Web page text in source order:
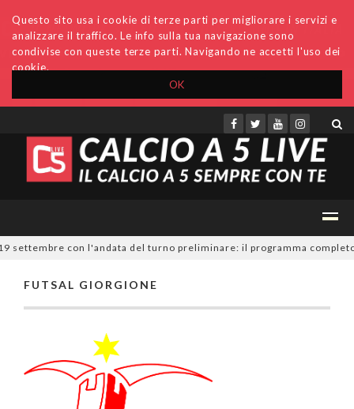
OK
Questo sito usa i cookie di terze parti per migliorare i servizi e
analizzare il traffico. Le info sulla tua navigazione sono
condivise con queste terze parti. Navigando ne accetti l'uso dei
cookie.
Accedi Archivio Invio comunicati Redazione
settembre con l'andata del turno preliminare: il programma completo
FUTSAL GIORGIONE